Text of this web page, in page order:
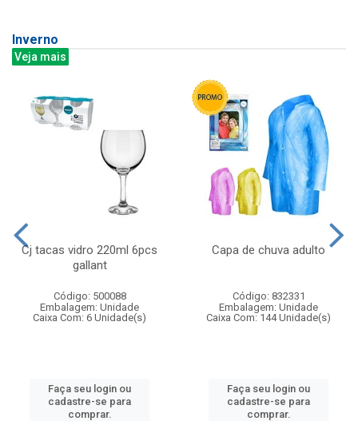
Inverno
Veja mais
Cj tacas vidro 220ml 6pcs
gallant
Código: 500088
Embalagem: Unidade
Caixa Com: 6 Unidade(s)
Faça seu login ou
cadastre-se para
comprar.
Capa de chuva adulto
Código: 832331
Embalagem: Unidade
Caixa Com: 144 Unidade(s)
Faça seu login ou
cadastre-se para
comprar.